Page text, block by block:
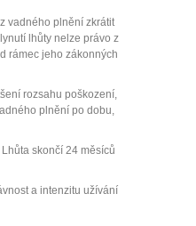
vadného plnění zkrátit
lhůty nelze právo z
rámec jeho zákonných
rozsahu poškození,
plnění po dobu,
skončí 24 měsíců
a intenzitu užívání